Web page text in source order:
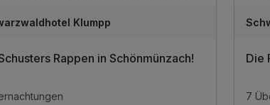
Klumpp
Rappen in Schönmünzach! Die
7